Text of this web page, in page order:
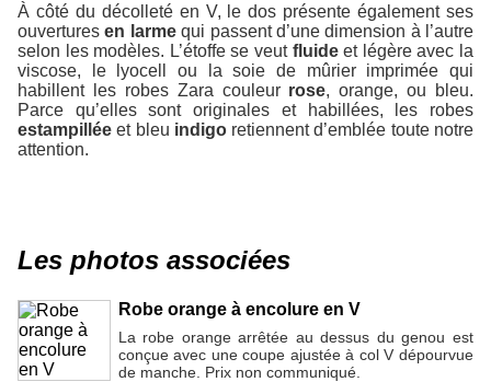
À côté du décolleté en V, le dos présente également ses
ouverturesen larmequi passent d’une dimension à l’autre
selon les modèles. L’étoffe se veut fluideet légère avec la
viscose, le lyocell ou la soie de mûrier imprimée qui
habillent les robes Zara couleur rose, orange, ou bleu.
Parce qu’elles sont originales et habillées, les robes
estampillée et bleu indigoretiennent d’emblée toute notre
attention.
Les photos associées
Robe orange à encolure en V
La robe orange arrêtée au dessus du genou est
conçue avec une coupe ajustée à col V dépourvue
de manche. Prix non communiqué.